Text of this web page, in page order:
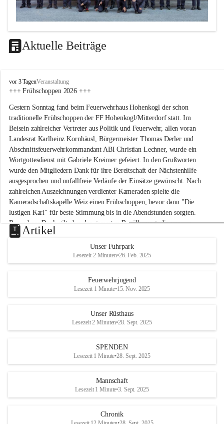
Aktuelle Beiträge
F
F
o
h
e
n
k
o
g
l
-
M
i
t
t
e
r
r
vor 3 TagenVeranstaltung
+++ Frühschoppen 2026 +++
Gestern Sonntag fand beim Feuerwehrhaus Hohenkogl der schon
traditionelle Frühschoppen der FF Hohenkogl/Mitterdorf statt. Im
Beisein zahlreicher Vertreter aus Politik und Feuerwehr, allen voran
Landesrat Karlheinz Kornhäusl, Bürgermeister Thomas Derler und
Abschnittsfeuerwehrkommandant ABI Christian Lechner, wurde ein
Wortgottesdienst mit Gabriele Kreimer gefeiert. In den Grußworten
wurde den Mitgliedern Dank für ihre Bereitschaft der Nächstenhilfe
ausgesprochen und unfallfreie Verläufe der Einsätze gewünscht. Nach
zahlreichen Auszeichnungen verdienter Kameraden spielte die
Kameradschaftskapelle Weiz einen Frühschoppen, bevor dann "Die
lustigen Karl" für beste Stimmung bis in die Abendstunden sorgten.
Besonderer Dank gilt aber der gesamten Bevölkerung, die unseren
Frühschoppen trotz hochsommerlichen Temperaturen besuchte. Der
Reinerlös des Festes kommt natürlich wieder der Verbesserung der
Ausrüstung und somit der Einsatzbereitschaft der FF
Hohenkogl/Mitterdorf zugute!
HERZLICHEN DANK FÜR IHREN BESUCH!
Artikel
Unser Fuhrpark
Lesezeit 2 Minuten•26. Feb. 2025
Feuerwehrjugend
Lesezeit 1 Minute•15. Nov. 2025
Unser Rüsthaus
Lesezeit 2 Minuten•28. Sept. 2025
SPENDEN
Lesezeit 1 Minute•28. Sept. 2025
Mannschaft
Lesezeit 1 Minute•3. Sept. 2025
Chronik